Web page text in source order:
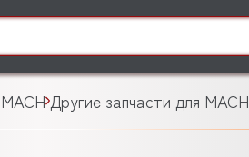
Другие запчасти для MACH